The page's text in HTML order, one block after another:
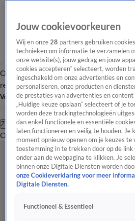
Overzicht Laatste nieuws Regionieuws Het
redactie
Volg Hart van Nederland
Zoeken
OverzichtRegioUitzendingenWeerTip
Jouw cookievoorkeuren
Wij en onze28 partners gebruiken
technieken om informatie te verzamelen
onze website(s), jouw gedrag en jouw
cookies accepteren” selecteert, worden
ingeschakeld om onze advertenties en
personaliseren, onze producten en
de prestaties van advertenties en
„Huidige keuze opslaan” selecteert of je
worden deze trackingtechnologieën
dan enkel functionele en essentiële
laten functioneren en veilig te houden. Je
moment opnieuw openen om je keuzes te
toestemming in te trekken door op de
onder aan de webpagina te klikken. Je
binnen onze Digitale Diensten worden
onze Cookieverklaring voor meer
Digitale Diensten.
Functioneel & Essentieel